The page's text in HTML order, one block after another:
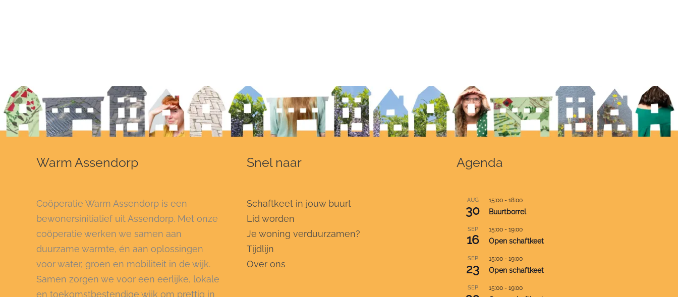
Warm Assendorp
Coöperatie Warm Assendorp is een
bewonersinitiatief uit Assendorp. Met onze
coöperatie werken we samen aan
duurzame warmte, én aan oplossingen
voor water, groen en mobiliteit in de wijk.
Samen zorgen we voor een eerlijke, lokale
en toekomstbestendige wijk om prettig in
Snel naar
Schaftkeet in jouw buurt
Lid worden
Je woning verduurzamen?
Tijdlijn
Over ons
Agenda
AUG
30
15:00 -18:00
Buurtborrel
SEP
16
15:00 -19:00
Open schaftkeet
SEP
23
15:00 -19:00
Open schaftkeet
SEP 15:00 -19:00